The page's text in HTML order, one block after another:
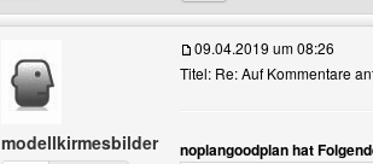
modellkirmesbilder
09.04.2019 um 08:26
Titel: Re: Auf Kommentare
noplangoodplan hat